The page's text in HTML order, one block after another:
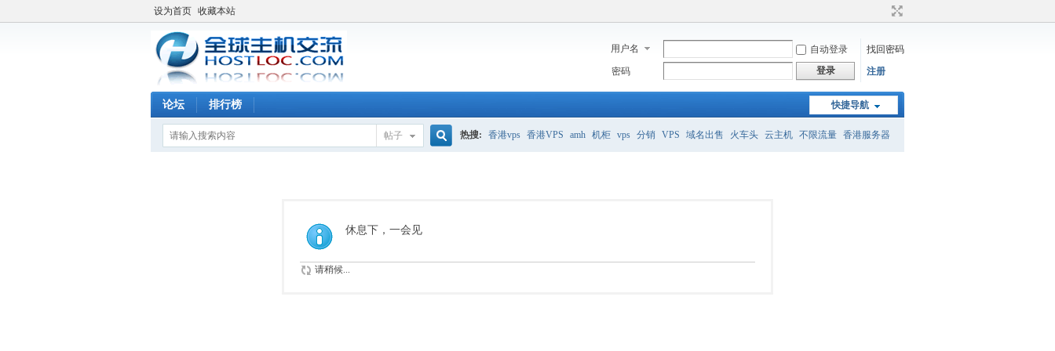
设为首页 收藏本站
用户名 自动登录
找回密码
密码
登录 注册
快捷导航
论坛 排行榜
帖子 热搜: 香港vps 香港VPS amh 机柜 vps 分销 VPS 域名出售 火车头 云主机 不限流量 香港服务器
休息下，一会见
请稍候...